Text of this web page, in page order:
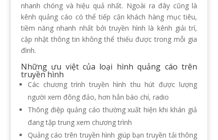
nhanh chóng và hiệu quả nhất. Ngoài ra đây cũng là
kênh quảng cáo có thể tiếp cận khách hàng mục tiêu,
tiềm năng nhanh nhất bởi truyền hình là kênh giải trí,
cập nhật thông tin không thể thiếu được trong mỗi gia
đình.
Những ưu việt của loại hình quảng cáo trên
truyền hình
Các chương trình truyền hình thu hút được lượng
người xem đông đảo, hơn hẳn báo chí, radio
Thông điệp quảng cáo thường xuất hiện khi khán giả
đang tập trung xem chương trình
Quảng cáo trên truyền hình giúp bạn truyền tải thông